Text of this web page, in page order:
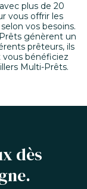
plus de 20
vous offrir les
vos besoins.
génèrent un
prêteurs, ils
bénéficiez
Multi-Prêts.
dès